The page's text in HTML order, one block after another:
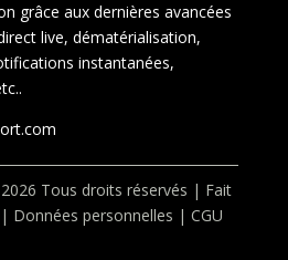
grâce aux dernières avancées
live, dématérialisation,
instantanées,
Tous droits réservés | Fait
Données personnelles |CGU